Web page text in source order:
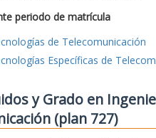
periodo de matrícula
de Telecomunicación
Específicas de
y Grado en
(plan 727)